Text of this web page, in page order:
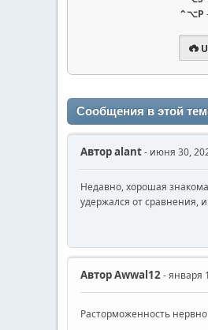
⌃⌥P
Сообщения в этой
Авторalant- июня 30,
Недавно, хорошая
удержался от сравнения,
АвторAwwal12- января
Расторможенность